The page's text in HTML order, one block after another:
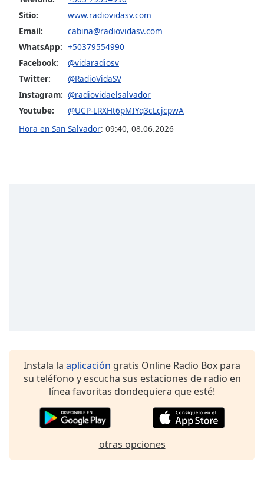
Opacity
Caption
Area
Background
Color
Opacity
Close
Dialog
Sitio:
www.radiovidasv.com
Email:
cabina@radiovidasv.com
WhatsApp: +50379554990
Facebook:
@vidaradiosv
Twitter:
@RadioVidaSV
Instagram: @radiovidaelsalvador
Youtube:
@UCP-LRXHt6pMIYq3cLcjcpwA
Hora en San Salvador: 09:40, 08.06.2026
Instala la aplicación gratis Online Radio Box para
su teléfono y escucha sus estaciones de radio en
línea favoritas dondequiera que esté!
otras opciones